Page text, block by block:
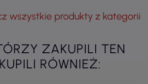
wszystkie produkty z kategorii
ZAKUPILI TEN
RÓWNIEŻ: